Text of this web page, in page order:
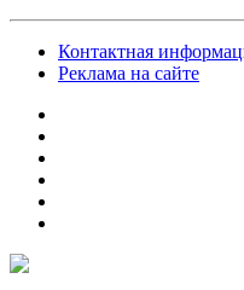
Контактная
Реклама на сайте